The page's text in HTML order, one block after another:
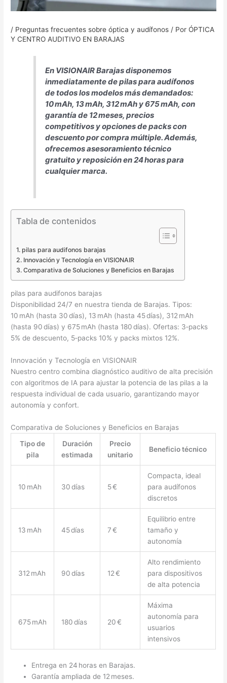
/ Preguntas frecuentes sobre óptica y audífonos / Por ÓPTICA
Y CENTRO AUDITIVO EN BARAJAS
En VISIONAIR Barajas disponemos
inmediatamente de pilas para audífonos
de todos los modelos más demandados:
10 mAh, 13 mAh, 312 mAh y 675 mAh, con
garantía de 12 meses, precios
competitivos y opciones de packs con
descuento por compra múltiple. Además,
ofrecemos asesoramiento técnico
gratuito y reposición en 24 horas para
cualquier marca.
Tabla de contenidos
pilas para audifonos barajas
Innovación y Tecnología en VISIONAIR
Comparativa de Soluciones y Beneficios en Barajas
pilas para audifonos barajas
Disponibilidad 24/7 en nuestra tienda de Barajas. Tipos:
10 mAh (hasta 30 días), 13 mAh (hasta 45 días), 312 mAh
(hasta 90 días) y 675 mAh (hasta 180 días). Ofertas: 3‑packs
5% de descuento, 5‑packs 10% y packs mixtos 12%.
Innovación y Tecnología en VISIONAIR
Nuestro centro combina diagnóstico auditivo de alta precisión
con algoritmos de IA para ajustar la potencia de las pilas a la
respuesta individual de cada usuario, garantizando mayor
autonomía y confort.
Comparativa de Soluciones y Beneficios en Barajas
Tipo de
pila
Duración
estimada
Precio
unitario
Beneficio técnico
10 mAh 30 días 5 €
Compacta, ideal
para audífonos
discretos
13 mAh 45 días 7 €
Equilibrio entre
tamaño y
autonomía
312 mAh 90 días 12 €
Alto rendimiento
para dispositivos
de alta potencia
675 mAh 180 días 20 €
Máxima
autonomía para
usuarios
intensivos
Entrega en 24 horas en Barajas.
Garantía ampliada de 12 meses.